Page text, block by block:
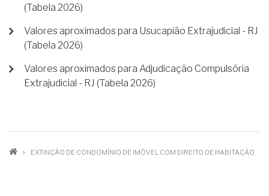
(Tabela 2026)
Valores aproximados para Usucapião Extrajudicial - RJ
(Tabela 2026)
Valores aproximados para Adjudicação Compulsória
Extrajudicial - RJ (Tabela 2026)
TRILHA
EXTINÇÃO DE CONDOMÍNIO DE IMÓVEL COM DIREITO DE HABITAÇÃO